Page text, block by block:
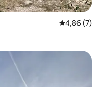
4,86 de uma
4,86 (7)